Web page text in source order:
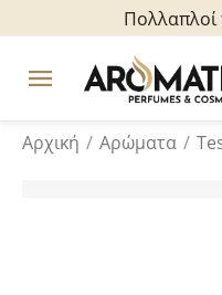
Αρχική / Αρώματα /